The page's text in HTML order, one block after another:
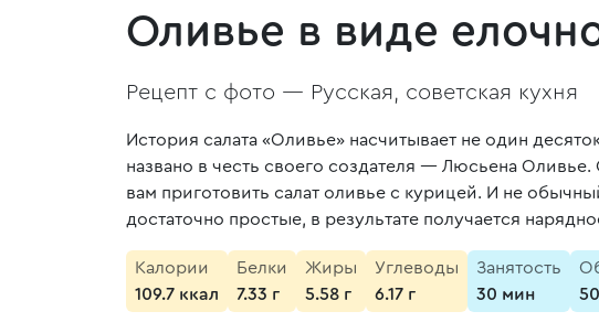
Оливье в виде
Рецепт с фото — Русская, советская кухня
История салата «Оливье» насчитывает не один
названо в честь своего создателя — Люсьена
вам приготовить салат оливье с курицей. И не
достаточно простые, в результате получается
Калории
109.7 ккал
Белки
7.33 г
Жиры
5.58 г
Углеводы
6.17 г
Занятость
30 мин